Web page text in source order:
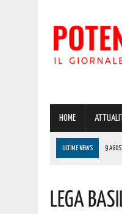
HOME
ULTIME NEWS 9
9 AGOSTO 2026
Lega